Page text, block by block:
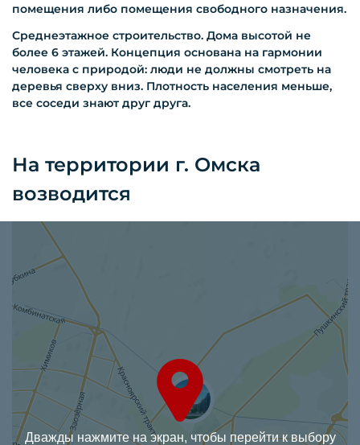
помещения либо помещения свободного назначения.
Среднеэтажное строительство. Дома высотой не
более 6 этажей. Концепция основана на гармонии
человека с природой: люди не должны смотреть на
деревья сверху вниз. Плотность населения меньше,
все соседи знают друг друга.
На территории г. Омска
возводится
Дважды нажмите на экран, чтобы перейти к выбору